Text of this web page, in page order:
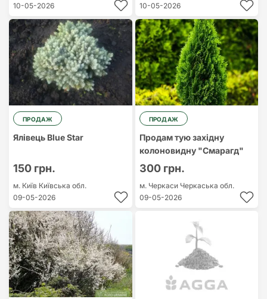
10-05-2026
10-05-2026
ПРОДАЖ
Ялівець Blue Star
150 грн.
м. Київ Київська обл.
09-05-2026
ПРОДАЖ
Продам тую західну
колоновидну "Смарагд"
300 грн.
м. Черкаси Черкаська обл.
09-05-2026